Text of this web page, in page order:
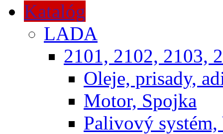
Katalóg
LADA
2101, 2102, 2103,
Oleje, prisady,
Motor, Spojka
Palivový